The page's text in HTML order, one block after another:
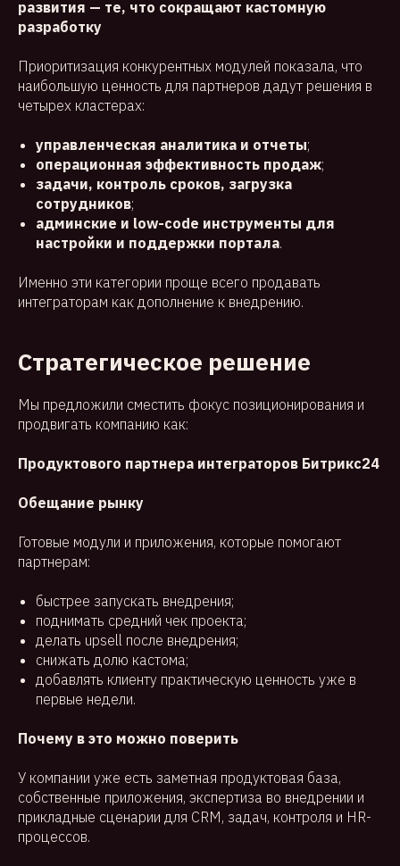
развития — те, что сокращают кастомную
разработку
Приоритизация конкурентных модулей показала, что
наибольшую ценность для партнеров дадут решения в
четырех кластерах:
управленческая аналитика и отчеты;
операционная эффективность продаж;
задачи, контроль сроков, загрузка
сотрудников;
админские и low-code инструменты для
настройки и поддержки портала.
Именно эти категории проще всего продавать
интеграторам как дополнение к внедрению.
Стратегическое решение
Мы предложили сместить фокус позиционирования и
продвигать компанию как:
Продуктового партнера интеграторов Битрикс24
Обещание рынку
Готовые модули и приложения, которые помогают
партнерам:
быстрее запускать внедрения;
поднимать средний чек проекта;
делать upsell после внедрения;
снижать долю кастома;
добавлять клиенту практическую ценность уже в
первые недели.
Почему в это можно поверить
У компании уже есть заметная продуктовая база,
собственные приложения, экспертиза во внедрении и
прикладные сценарии для CRM, задач, контроля и HR-
процессов.